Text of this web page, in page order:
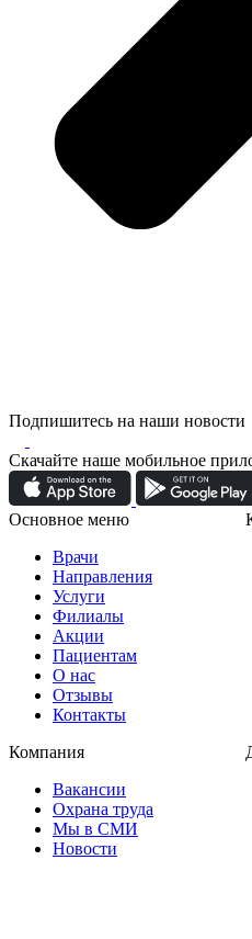
Подпишитесь на наши новости
Скачайте наше мобильное
Основное меню
Врачи
Направления
Услуги
Филиалы
Акции
Пациентам
О нас
Отзывы
Контакты
Компания
Вакансии
Охрана труда
Мы в СМИ
Новости